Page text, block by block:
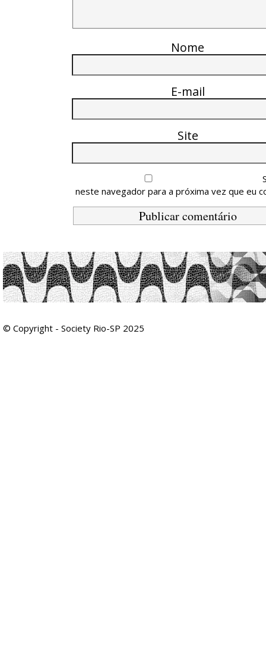
Nome
E-mail
Site
neste navegador para a próxima vez que eu
© Copyright - Society Rio-SP 2025